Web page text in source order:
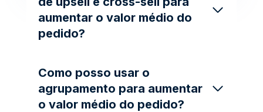
aumentar o valor médio do
pedido?
Como posso usar o
agrupamento para aumentar
o valor médio do pedido?